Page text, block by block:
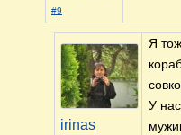
#9
irinas
Я
У